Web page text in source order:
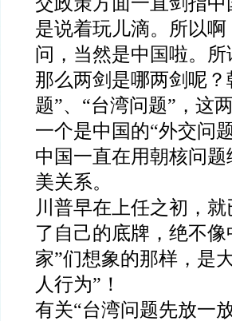
是说着玩儿滴。所以
问，当然是中国啦。
那么两剑是哪两剑呢
题”、“台湾问题”，这
一个是中国的“外交问
中国一直在用朝核问
美关系。
川普早在上任之初，
了自己的底牌，绝不
家”们想象的那样，是
人行为”！
有关“台湾问题先放一